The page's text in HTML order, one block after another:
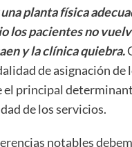
planta física
los pacientes no
y la clínica quiebra.
de asignación de
principal
de los servicios.
notables